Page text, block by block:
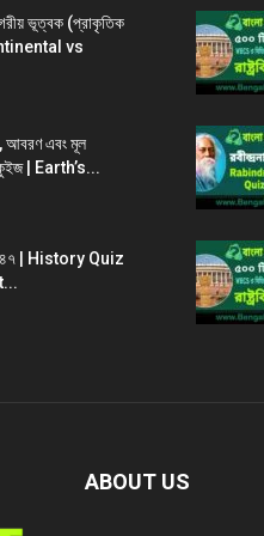
ভূত্বক (প্রাকৃতিক
vs
আবরণ এবং মূল
| Earth’s...
৪৭ | History Quiz
ABOUT US